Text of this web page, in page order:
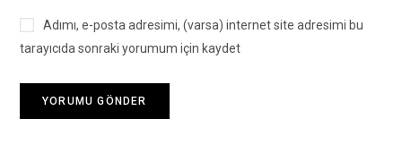
Adımı, e-posta adresimi, (varsa) internet site adresimi bu
tarayıcıda sonraki yorumum için kaydet